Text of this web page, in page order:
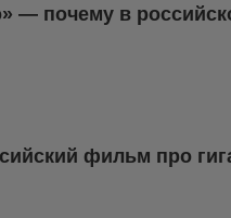
— почему в
фильм про